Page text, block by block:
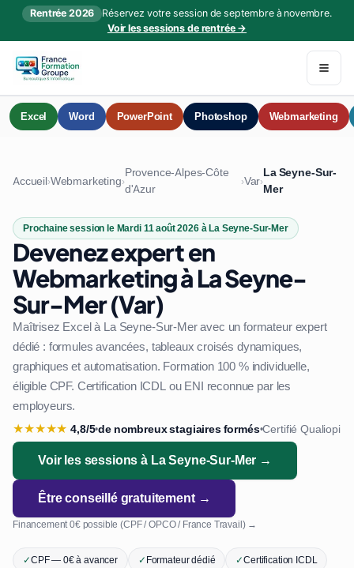
Rentrée 2026
Réservez votre session de septembre à novembre.
Voir les sessions de rentrée →
Excel Word PowerPoint Photoshop Webmarketing
Accueil›Webmarketing›
Provence-Alpes-Côte
d'Azur
›Var›
La Seyne-Sur-
Mer
Prochaine session le Mardi 11 août 2026 à La Seyne-Sur-Mer
Devenez expert en
Webmarketing à La Seyne-
Sur-Mer (Var)
Maîtrisez Excel à La Seyne-Sur-Mer avec un formateur expert
dédié : formules avancées, tableaux croisés dynamiques,
graphiques et automatisation. Formation 100 % individuelle,
éligible CPF. Certification ICDL ou ENI reconnue par les
employeurs.
★★★★★ 4,8/5•de nombreux stagiaires formés•Certifié Qualiopi
Voir les sessions à La Seyne-Sur-Mer →
Être conseillé gratuitement →
Financement 0€ possible (CPF / OPCO / France Travail) →
✓CPF — 0€ à avancer ✓Formateur dédié ✓Certification ICDL